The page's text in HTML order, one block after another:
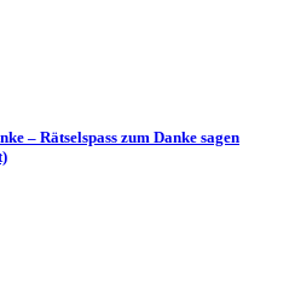
– Rätselspass zum Danke sagen